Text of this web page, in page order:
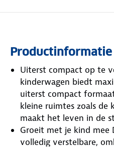
Productinformatie
Uiterst compact op te
kinderwagen biedt
uiterst compact
kleine ruimtes zoals
maakt het leven in de
Groeit met je kind mee
volledig verstelbare,